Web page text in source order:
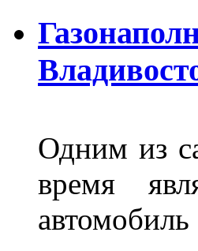
Одним из
время